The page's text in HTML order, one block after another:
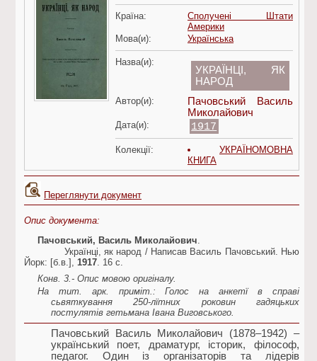
Країна:
Сполучені Штати
Америки
Мова(и):
Українська
Назва(и):
УКРАЇНЦІ, ЯК
НАРОД
Автор(и):
Пачовський Василь
Миколайович
Дата(и): 1917
Колекції:
УКРАЇНОМОВНА
КНИГА
Переглянути документ
Опис документа:
Пачовський, Василь Миколайович
Українці, як народ / Hаписав Василь Пачовський. Нью
Йорк: [б.в.], 1917. 16 с.
Конв. 3.- Опис мовою оригіналу.
Hа тит. аpк. пpиміт.: Голос на анкетї в спpаві
сьвяткування 250-лїтних pоковин гадяцьких
постулятів гетьмана Івана Виговського.
Пачовський Василь Миколайович (1878–1942) –
український поет, драматург, історик, філософ,
педагог. Один із організаторів та лідерів